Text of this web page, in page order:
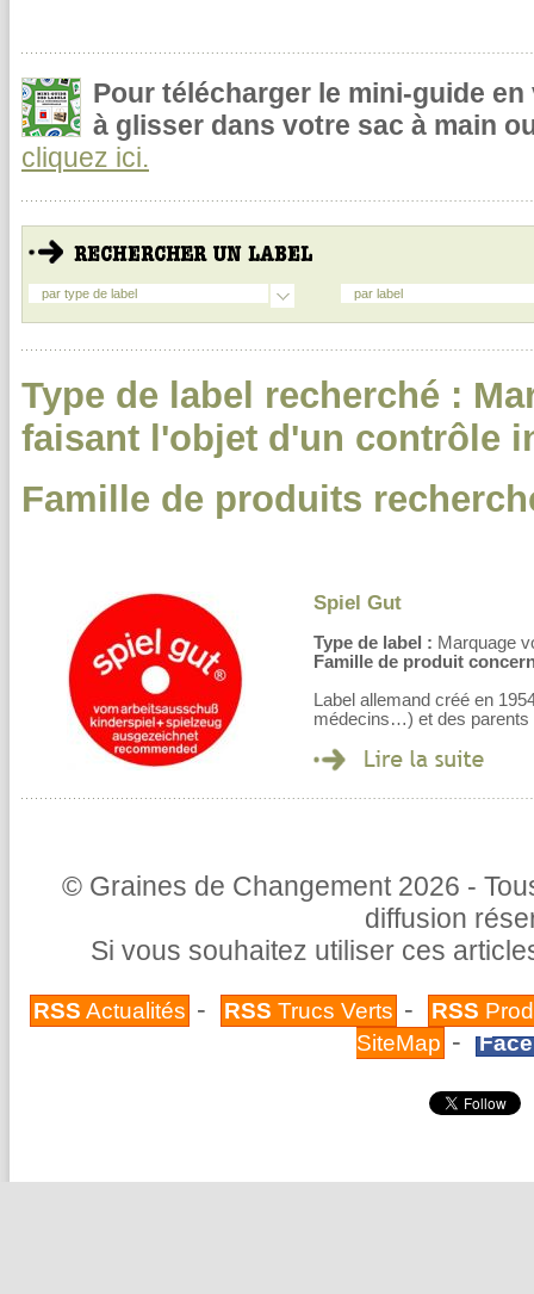
Pour télécharger le mini-guide
à glisser dans votre sac à main
cliquez ici.
par type de label par label
Type de label recherché :
faisant l'objet d'un contrôle
Famille de produits
Spiel Gut
Type de label : Marquage
Famille de produit
Label allemand créé en
médecins…) et des parents
© Graines de Changement 2026 -
diffusion
Si vous souhaitez utiliser ces
RSS Actualités - RSS Trucs Verts - RSS
SiteMap -